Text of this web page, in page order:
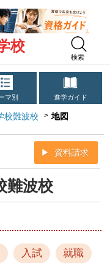
校
検索
マ別 進学ガイド
校難波校 地図
難波校
資料請求
入試 就職